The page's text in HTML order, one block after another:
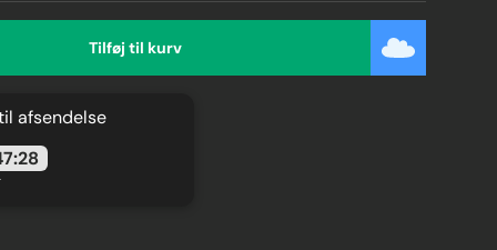
Tilføj til kurv
afsendelse